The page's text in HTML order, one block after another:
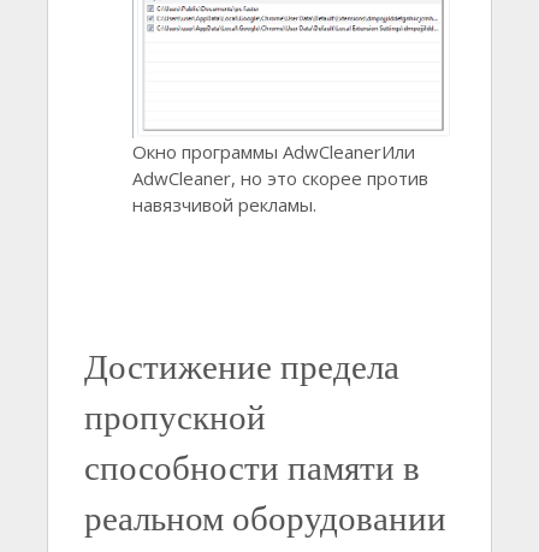
Окно программы AdwCleanerИли
AdwCleaner, но это скорее против
навязчивой рекламы.
Достижение предела
пропускной
способности памяти в
реальном оборудовании